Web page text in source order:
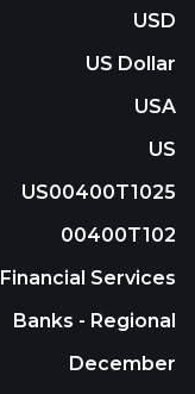
USD
US Dollar
USA
US
US00400T1025
00400T102
Financial Services
Banks - Regional
December